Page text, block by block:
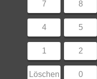
7 8
4 5
1 2
Löschen 0